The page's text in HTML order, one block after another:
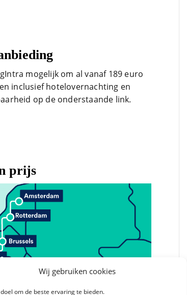
Wij gebruiken cookies
om de beste ervaring te bieden.
mogelijk om al vanaf 189 euro
inclusief hotelovernachting en
op de onderstaande link.
prijs